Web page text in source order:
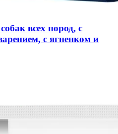
всех пород, с
с ягненком и